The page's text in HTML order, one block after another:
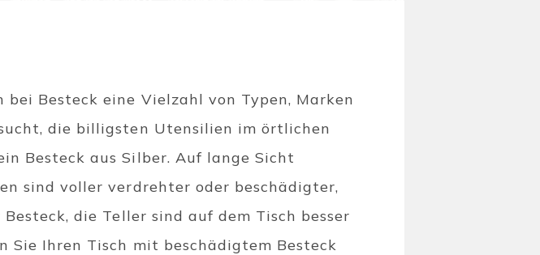
Besteck eine Vielzahl von Typen, Marken
die billigsten Utensilien im örtlichen
Besteck aus Silber. Auf lange Sicht
sind voller verdrehter oder beschädigter,
die Teller sind auf dem Tisch besser
Sie Ihren Tisch mit beschädigtem Besteck